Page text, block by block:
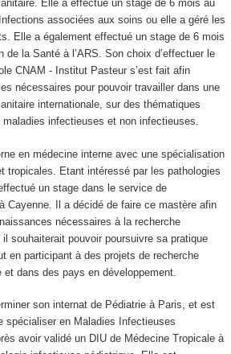
Elle a effectué un stage de 6 mois au
associées aux soins ou elle a géré les
Elle a également effectué un stage de 6 mois
de la Santé à l’ARS. Son choix d’effectuer le
CNAM - Institut Pasteur s’est fait afin
nécessaires pour pouvoir travailler dans une
internationale, sur des thématiques
infectieuses et non infectieuses.
en médecine interne avec une spécialisation
tropicales. Etant intéressé par les pathologies
un stage dans le service de
Cayenne. Il a décidé de faire ce mastère afin
nécessaires à la recherche
souhaiterait pouvoir poursuivre sa pratique
en participant à des projets de recherche
dans des pays en développement.
son internat de Pédiatrie à Paris, et est
spécialiser en Maladies Infectieuses
avoir validé un DIU de Médecine Tropicale à